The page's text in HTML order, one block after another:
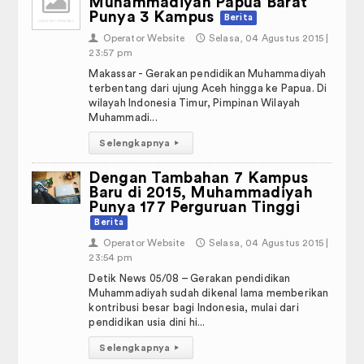
PP Aisyiyah
Nasyiyatul Aisyiyah
Ikatan Pelajar Muhammadiyah
Tapak Suci Indonesia
Kampus Merdeka
Punya 3 Kampus
Berita
👤 Operator Website 🕔 Selasa, 04 Agustus 2015 |
23:57 pm
Makassar - Gerakan pendidikan Muhammadiyah
terbentang dari ujung Aceh hingga ke Papua. Di
wilayah Indonesia Timur, Pimpinan Wilayah
Muhammadi...
Selengkapnya ▸
Dengan Tambahan 7 Kampus
Baru di 2015, Muhammadiyah
Punya 177 Perguruan Tinggi
Berita
👤 Operator Website 🕔 Selasa, 04 Agustus 2015 |
23:54 pm
Detik News 05/08 – Gerakan pendidikan
Muhammadiyah sudah dikenal lama memberikan
kontribusi besar bagi Indonesia, mulai dari
pendidikan usia dini hi...
Selengkapnya ▸